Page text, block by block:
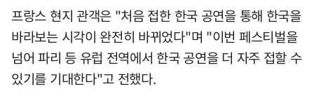
프랑스 현지 관객은 "처음 접한 한국 공연을 통해 한국을
바라보는 시각이 완전히 바뀌었다"며 "이번 페스티벌을
넘어 파리 등 유럽 전역에서 한국 공연을 더 자주 접할 수
있기를 기대한다"고 전했다.